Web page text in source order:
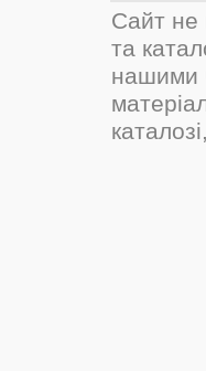
Сайт не
та
нашими
каталозі,